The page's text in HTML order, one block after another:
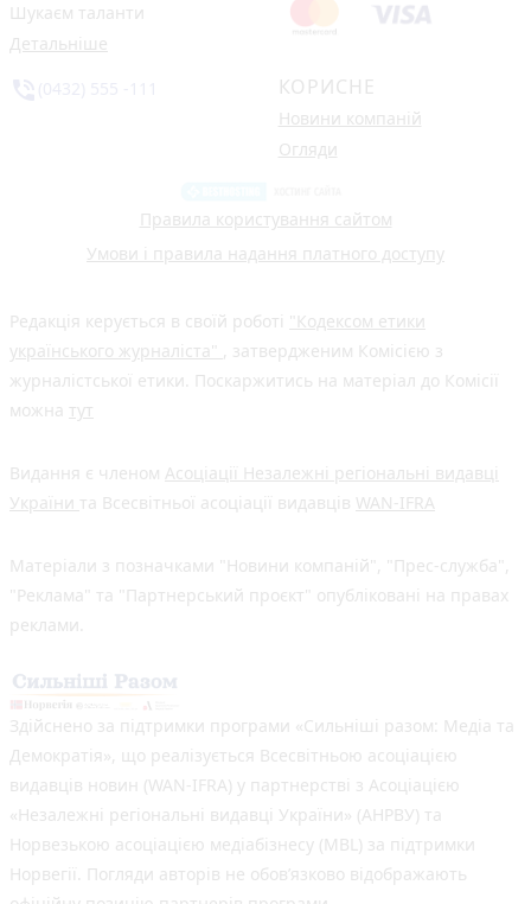
Шукаєм таланти
Детальніше
КОРИСНЕ
Новини компаній
Огляди
Правила користування сайтом
Умови і правила надання платного доступу
Редакція керується в своїй роботі "Кодексом етики
українського журналіста" , затвердженим Комісією з
журналістської етики. Поскаржитись на матеріал до Комісії
можна тут
Видання є членом Асоціації Незалежні регіональні видавці
України та Всесвітньої асоціації видавців WAN-IFRA
Матеріали з позначками "Новини компаній", "Прес-служба",
"Реклама" та "Партнерський проєкт" опубліковані на правах
реклами.
Здійснено за підтримки програми «Сильніші разом: Медіа та
Демократія», що реалізується Всесвітньою асоціацією
видавців новин (WAN-IFRA) у партнерстві з Асоціацією
«Незалежні регіональні видавці України» (АНРВУ) та
Норвезькою асоціацією медіабізнесу (MBL) за підтримки
Норвегії. Погляди авторів не обов’язково відображають